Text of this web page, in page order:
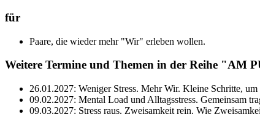
für
Paare, die wieder mehr "Wir" erleben wollen.
Weitere Termine und Themen in der Reihe "AM
26.01.2027: Weniger Stress. Mehr Wir. Kleine Schritte,
09.02.2027: Mental Load und Alltagsstress. Gemeinsam
09.03.2027: Stress raus. Zweisamkeit rein. Wie